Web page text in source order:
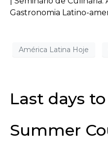
Gastronomia Latino-
América Latina Hoje
Last days
Summer